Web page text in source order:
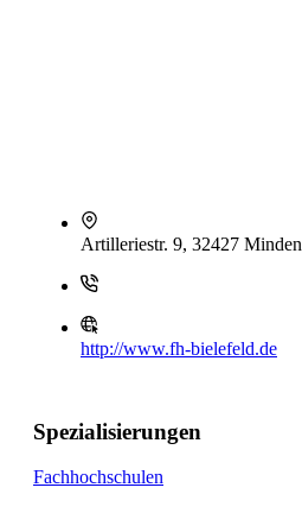
Artilleriestr. 9, 32427 Minden
http://www.fh-bielefeld.de
Spezialisierungen
Fachhochschulen